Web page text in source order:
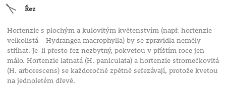
Řez
Hortenzie s plochým a kulovitým květenstvím (např. hortenzie
velkolistá - Hydrangea macrophylla) by se zpravidla neměly
stříhat. Je-li přesto řez nezbytný, pokvetou v příštím roce jen
málo. Hortenzie latnatá (H. paniculata) a hortenzie stromečkovitá
(H. arborescens) se každoročně zpětně seřezávají, protože kvetou
na jednoletém dřevě.